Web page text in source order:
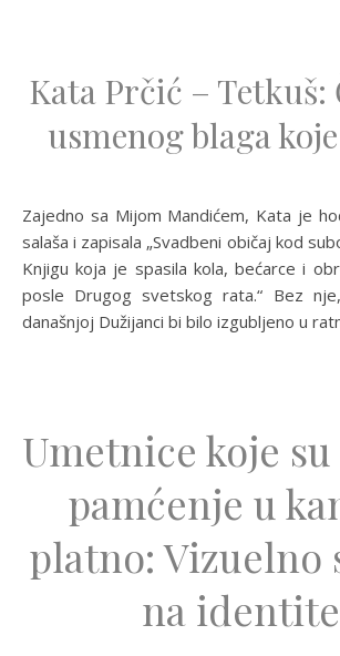
Kata Prčić – Tetkuš:
usmenog blaga
Zajedno sa Mijom Mandićem, Kata je
salaša i zapisala „Svadbeni običaj kod
Knjigu koja je spasila kola, bećarce i
posle Drugog svetskog rata.“ Bez
današnjoj Dužijanci bi bilo izgubljeno u
Umetnice koje
pamćenje u
platno: Vizuelno
na